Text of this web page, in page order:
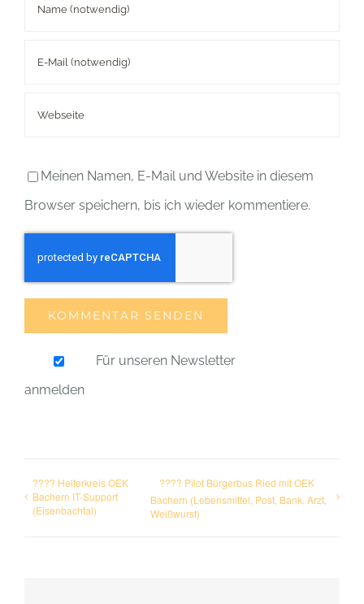
Meinen Namen, E-Mail und Website in diesem
Browser speichern, bis ich wieder kommentiere.
Für unseren Newsletter
anmelden
???? Helferkreis OEK
Bachern IT-Support
(Eisenbachtal)
???? Pilot Bürgerbus Ried mit OEK
Bachern (Lebensmittel, Post, Bank, Arzt,
Weißwurst)